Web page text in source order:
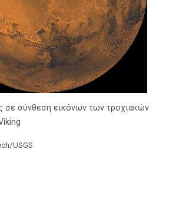
σε σύνθεση εικόνων των τροχιακών
USGS